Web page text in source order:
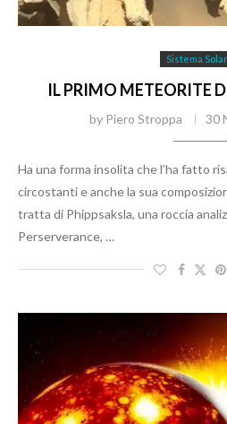
Sistema
IL PRIMO METEORITE
by Piero Stroppa 30
Ha una forma insolita che l’ha fatto
circostanti e anche la sua
tratta di Phippsaksla, una roccia
Perserverance, …